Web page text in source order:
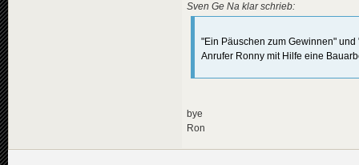
Sven Ge Na klar schrieb:
"Ein Päuschen zum Gewinnen"
Anrufer Ronny mit Hilfe eine
bye
Ron